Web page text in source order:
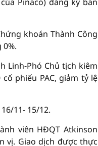
khoán Thành Công
Linh-Phó Chủ tịch kiêm
phiếu PAC, giảm tỷ lệ
11- 15/12.
viên HĐQT Atkinson
vị. Giao dịch được thực